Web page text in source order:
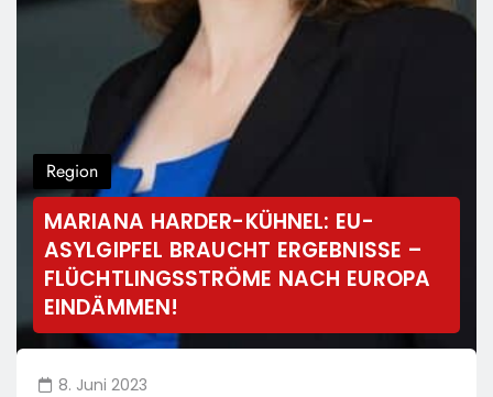
Region
MARIANA HARDER-KÜHNEL: EU-
ASYLGIPFEL BRAUCHT ERGEBNISSE –
FLÜCHTLINGSSTRÖME NACH EUROPA
EINDÄMMEN!
8. Juni 2023